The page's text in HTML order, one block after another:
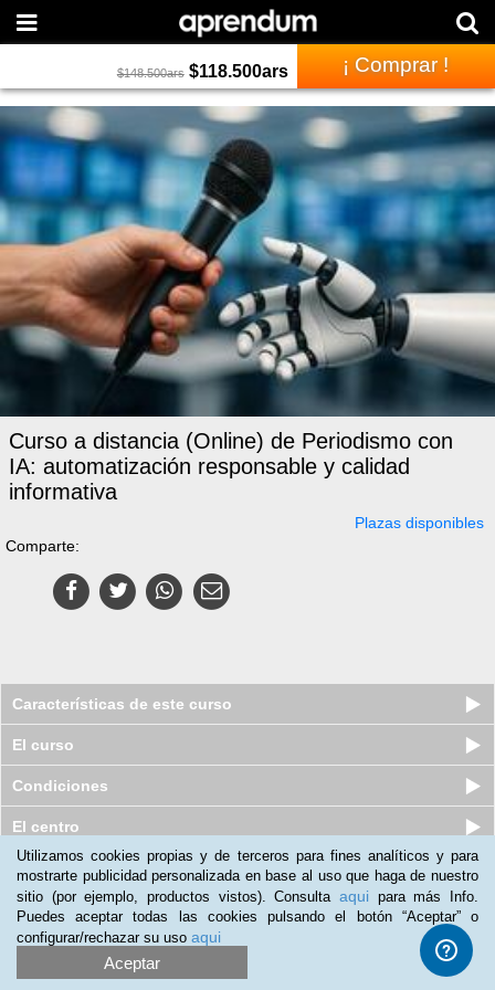
$148.500ars $118.500ars ¡ Comprar !
Curso a distancia (Online) de Periodismo con
IA: automatización responsable y calidad
informativa
Plazas disponibles
Comparte:
Características de este curso
El curso
Condiciones
El centro
Utilizamos cookies propias y de terceros para fines analíticos y para
mostrarte publicidad personalizada en base al uso que haga de nuestro
sitio (por ejemplo, productos vistos). Consulta aqui para más Info.
Puedes aceptar todas las cookies pulsando el botón “Aceptar” o
configurar/rechazar su uso aqui
Aceptar
Quiénes somos Preguntas frecuentes Atención al Cliente
Promociona tu negocio|Programa de Afiliación
2012-2026 Aprendum